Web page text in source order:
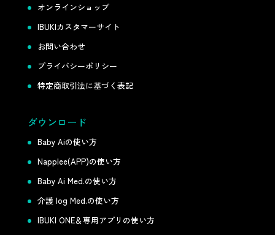
オンラインショップ
IBUKIカスタマーサイト
お問い合わせ
プライバシーポリシー
特定商取引法に基づく表記
ダウンロード
Baby Aiの使い方
Napplee(APP)の使い方
Baby Ai Med.の使い方
介護 log Med.の使い方
IBUKI ONE＆専用アプリの使い方